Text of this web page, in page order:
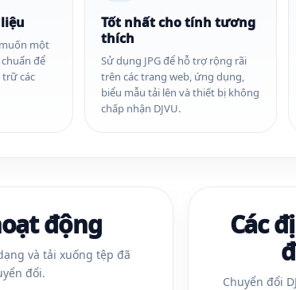
một
để
trữ các
Tốt nhất cho tính tương
thích
Sử dụng JPG để hỗ trợ rộng rãi
trên các trang web, ứng dụng,
biểu mẫu tải lên và thiết bị không
chấp nhận DJVU.
động
và tải xuống tệp đã
đổi.
Các
Chuyển đổi